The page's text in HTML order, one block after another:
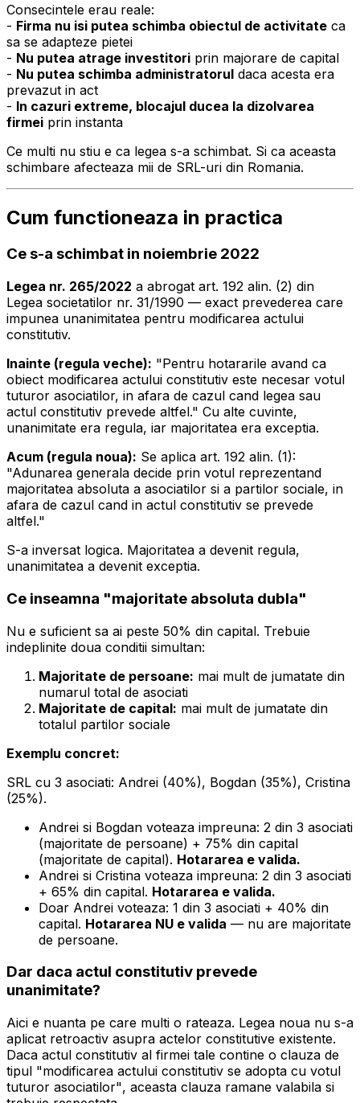
Consecintele erau reale:
- Firma nu isi putea schimba obiectul de activitate ca
sa se adapteze pietei
- Nu putea atrage investitori prin majorare de capital
- Nu putea schimba administratorul daca acesta era
prevazut in act
- In cazuri extreme, blocajul ducea la dizolvarea
firmei prin instanta
Ce multi nu stiu e ca legea s-a schimbat. Si ca aceasta
schimbare afecteaza mii de SRL-uri din Romania.
Cum functioneaza in practica
Ce s-a schimbat in noiembrie 2022
Legea nr. 265/2022 a abrogat art. 192 alin. (2) din
Legea societatilor nr. 31/1990 — exact prevederea care
impunea unanimitatea pentru modificarea actului
constitutiv.
Inainte (regula veche): "Pentru hotararile avand ca
obiect modificarea actului constitutiv este necesar votul
tuturor asociatilor, in afara de cazul cand legea sau
actul constitutiv prevede altfel." Cu alte cuvinte,
unanimitate era regula, iar majoritatea era exceptia.
Acum (regula noua): Se aplica art. 192 alin. (1):
"Adunarea generala decide prin votul reprezentand
majoritatea absoluta a asociatilor si a partilor sociale, in
afara de cazul cand in actul constitutiv se prevede
altfel."
S-a inversat logica. Majoritatea a devenit regula,
unanimitatea a devenit exceptia.
Ce inseamna "majoritate absoluta dubla"
Nu e suficient sa ai peste 50% din capital. Trebuie
indeplinite doua conditii simultan:
Majoritate de persoane: mai mult de jumatate din
numarul total de asociati
Majoritate de capital: mai mult de jumatate din
totalul partilor sociale
Exemplu concret:
SRL cu 3 asociati: Andrei (40%), Bogdan (35%), Cristina
(25%).
Andrei si Bogdan voteaza impreuna: 2 din 3 asociati
(majoritate de persoane) + 75% din capital
(majoritate de capital). Hotararea e valida.
Andrei si Cristina voteaza impreuna: 2 din 3 asociati
+ 65% din capital. Hotararea e valida.
Doar Andrei voteaza: 1 din 3 asociati + 40% din
capital. Hotararea NU e valida — nu are majoritate
de persoane.
Dar daca actul constitutiv prevede
unanimitate?
Aici e nuanta pe care multi o rateaza. Legea noua nu s-a
aplicat retroactiv asupra actelor constitutive existente.
Daca actul constitutiv al firmei tale contine o clauza de
tipul "modificarea actului constitutiv se adopta cu votul
tuturor asociatilor", aceasta clauza ramane valabila si